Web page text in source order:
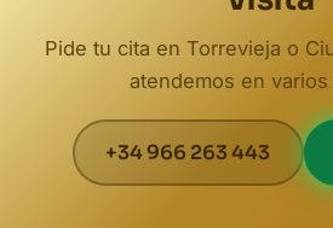
Pide tu cita en Torrevieja o
atendemos en varios
+34 966 263 443